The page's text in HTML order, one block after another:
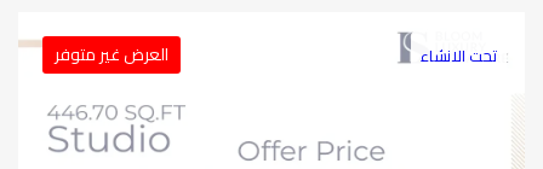
العرض غير متوفر تحت الانشاء